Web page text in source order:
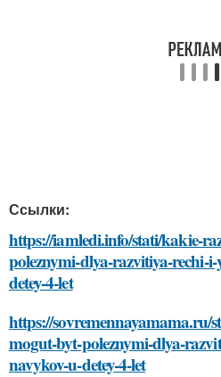
Ссылки:
https://iamledi.info/stati/kakie-
poleznymi-dlya-razvitiya-rechi-
detey-4-let
https://sovremennayamama.ru/
mogut-byt-poleznymi-dlya-
navykov-u-detey-4-let